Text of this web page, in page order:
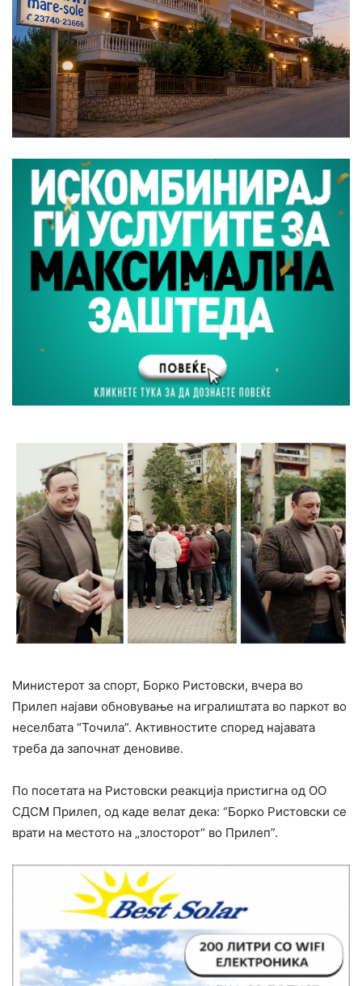
Министерот за спорт, Борко Ристовски, вчера во
Прилеп најави обновување на игралиштата во паркот во
неселбата “Точила”. Активностите според најавата
треба да започнат деновиве.
По посетата на Ристовски реакција пристигна од ОО
СДСМ Прилеп, од каде велат дека: “Борко Ристовски се
врати на местото на „злосторот“ во Прилеп”.